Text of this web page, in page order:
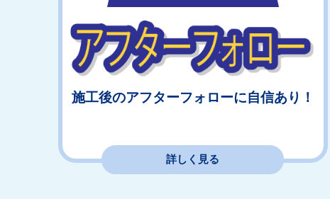
施工後のアフターフォローに自信あり！
詳しく見る